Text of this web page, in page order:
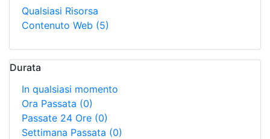
Qualsiasi Risorsa
Contenuto Web (5)
Durata
In qualsiasi momento
Ora Passata (0)
Passate 24 Ore (0)
Settimana Passata (0)